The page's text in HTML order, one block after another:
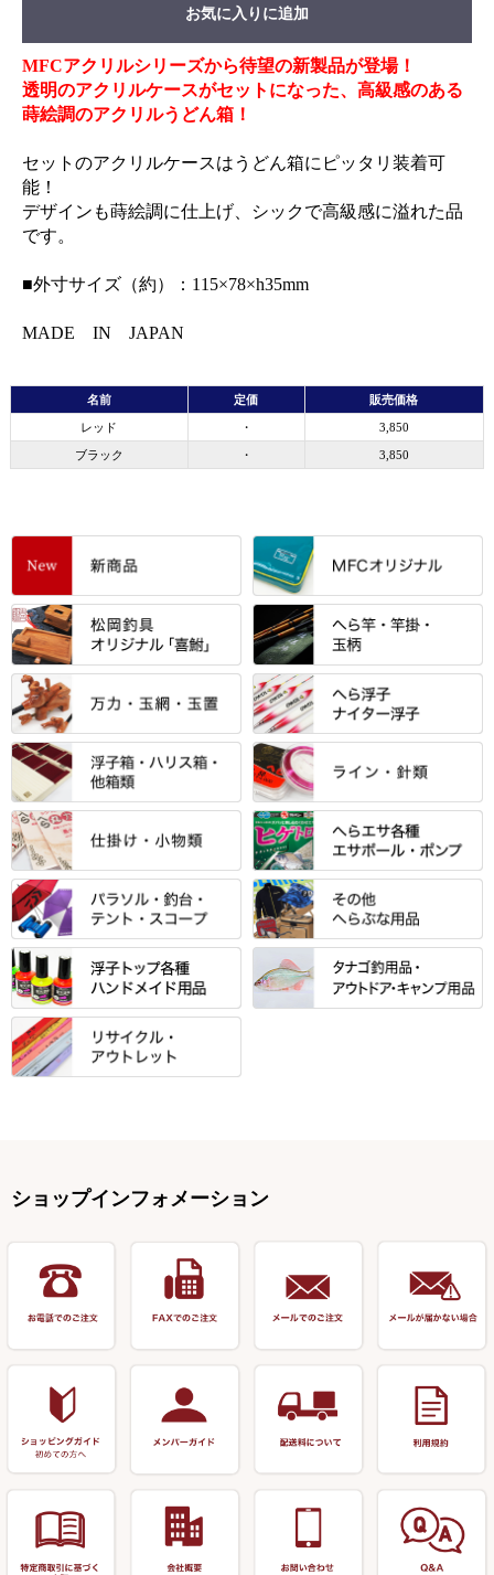
お気に入りに追加
MFCアクリルシリーズから待望の新製品が登場！
透明のアクリルケースがセットになった、高級感のある
蒔絵調のアクリルうどん箱！
セットのアクリルケースはうどん箱にピッタリ装着可
能！
デザインも蒔絵調に仕上げ、シックで高級感に溢れた品
です。
■外寸サイズ（約）：115×78×h35mm
MADE IN JAPAN
名前 定価 販売価格
レッド ・ 3,850
ブラック ・ 3,850
すべて
「雅（みやび）」シリーズ・エ
ントＰＬＵＳシリーズ
エントラント・ＳＰＷシリーズ
スモールクロコダイルシリーズ
エクセーヌ・スエードシリーズ
バッグ・小物ケース・ワッペン
クッション・シート・スカー
ト・エプロン
保護ケース
アクリルシリーズ・アクセサリ
すべて
「至高」シリーズ
万力付お膳
クワセ皿・コブ皿・角皿
浮子筒・浮子箱・ハリス箱・玉
ノ柄スタンド
小物箱・うどん箱・うどん皿
ハサミケース
カウンター
針外し・糸ほどき
すべて
シマノ
ダイワ
がまかつ
サクラ・NISSIN・合成竿・他
光竹作 カーボン竿掛・玉ノ柄
匠絆・かちどき・旋（めぐ
る）・千望・千尋・悠月・その
他
すべて
当店オリジナル「勝俊」作
光竹 製品
松村作（万力）
松村作（先受・その他）
万久作
岐山 製品
逍遥（しょうよう）
玉網（高級品）
替網・仕付糸
玉置（高級品）
万力付お膳・うどん皿
先受・メスネジ・その他
すべて
忠相・一志
昴 ・TOMO
りきや ・ 大祐
心也・士天・狂鬼
伊吹 ・ SATTO
KEN∑HI【ケンシ】
すべて
金鯱 シリーズ
浮子箱
浮子立て・浮子筒
ハリスケース
仕掛箱・小物箱
ハリスメジャー系
すべて
東レ・ラーヂ
サンライン ・ ダン
鬼掛・MARUTO
すべて
ウキ止めストッパー・糸・チュ
ーブ
ウキゴム 遊動式
松葉仕掛用
底取りアイテム
ハサミ
すべて
マルキュー 麩系
マルキュー その他
ポンプ絞り器・ポンプ類
すべて
パラソル
テント
リーズ
釣台 釣宝・その他
すべて
バック＆ロッドケース
偏光サングラス
小物ケース・保護ケース
防寒コーナー
すべて
浮子用素材
塗料用 筆
装飾品
リサイクル 竹竿（～19,999円）
リサイクル 竹竿（深山）
リサイクル 浮子
リサイクル 玉網・玉置・フラ
リサイクル 浮子箱・浮子筒・
アウトレット商品
ショップインフォメーション